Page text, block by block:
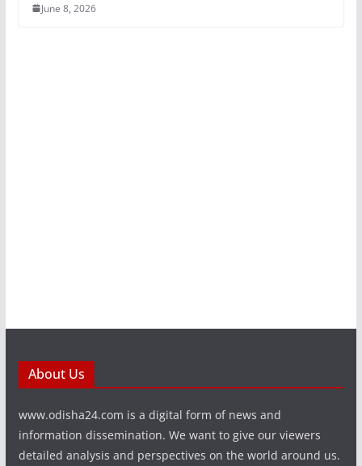
June 8, 2026
About Us
www.odisha24.com is a digital form of news and
information dissemination. We want to give our viewers
detailed analysis and perspectives on the world around us.